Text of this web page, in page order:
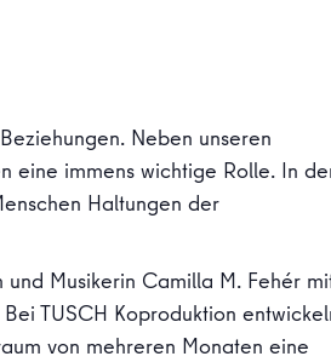
Neben unseren
eine immens wichtige Rolle. In
Haltungen der
Musikerin Camilla M. Fehér
TUSCH Koproduktion
von mehreren Monaten eine